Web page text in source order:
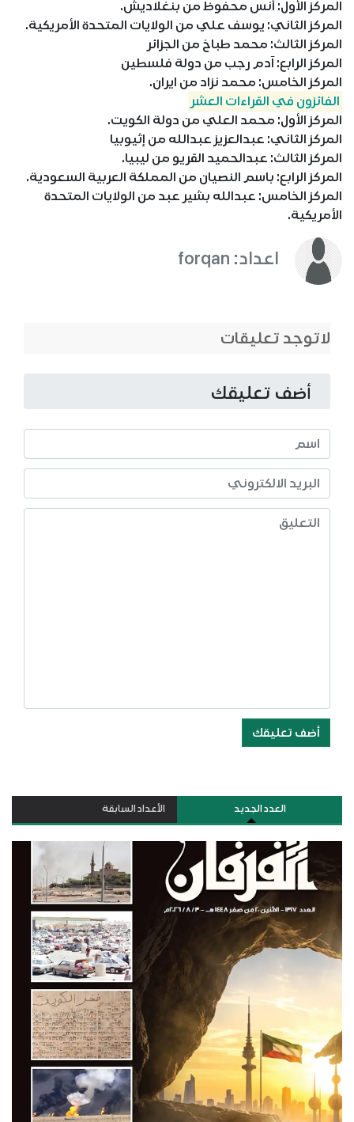
المركز الأول: أنس محفوظ من بنغلاديش.
المركز الثاني: يوسف علي من الولايات المتحدة الأمريكية.
المركز الثالث: محمد طباخ من الجزائر
المركز الرابع: آدم رجب من دولة فلسطين
المركز الخامس: محمد نزاد من ايران.
الفائزون في القراءات العشر
المركز الأول: محمد العلي من دولة الكويت.
المركز الثاني: عبدالعزيز عبدالله من إثيوبيا
المركز الثالث: عبدالحميد القريو من ليبيا.
المركز الرابع: باسم النصيان من المملكة العربية السعودية.
المركز الخامس: عبدالله بشير عبد من الولايات المتحدة
الأمريكية.
اعداد: forqan
لاتوجد تعليقات
أضف تعليقك
أضف تعليقك
العدد الجديد الأعداد السابقة